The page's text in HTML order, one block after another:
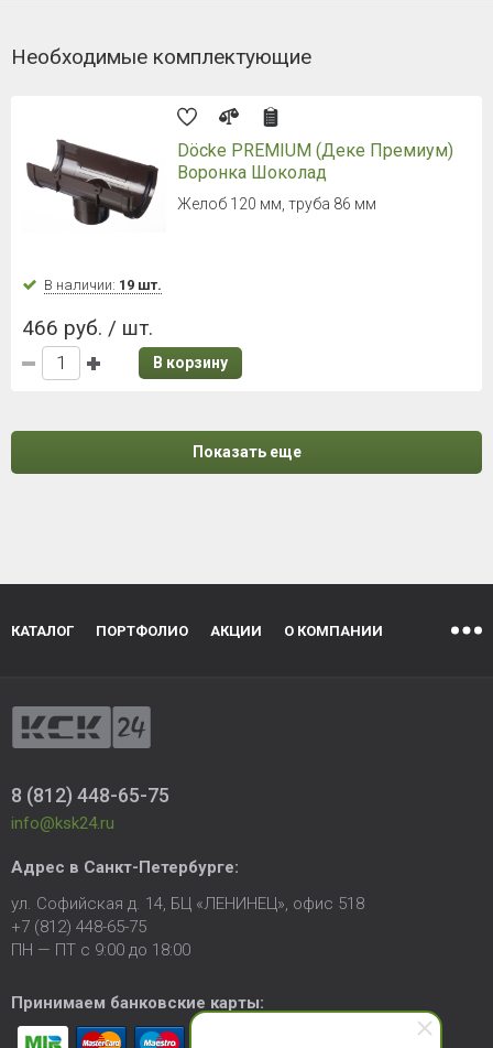
Необходимые комплектующие
Döcke PREMIUM (Деке Премиум)
Воронка Шоколад
Желоб 120 мм, труба 86 мм
В наличии: 19 шт.
466 руб. / шт.
В корзину
Показать еще
КАТАЛОГ ПОРТФОЛИО АКЦИИ О КОМПАНИИ
8 (812) 448-65-75
info@ksk24.ru
Адрес в Санкт-Петербурге:
ул. Софийская д. 14, БЦ «ЛЕНИНЕЦ», офис 518
+7 (812) 448-65-75
ПН — ПТ с 9:00 до 18:00
Принимаем банковские карты: